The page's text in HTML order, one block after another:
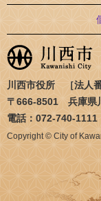
川西市役所 ［法人
〒666-8501 兵庫県
電話：072-740-1111
Copyright © City of